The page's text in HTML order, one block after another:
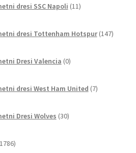
dresi SSC Napoli 11izdelkov
dresi Tottenham Hotspur 147
Dresi Valencia 0izdelkov
dresi West Ham United 7izdelkov
Dresi Wolves 30izdelkov
izdelkov